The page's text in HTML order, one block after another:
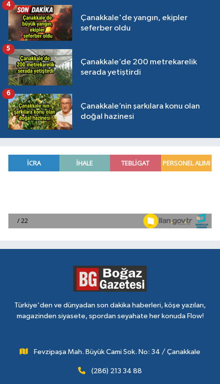
Çanakkale'de yangın, ekipler
seferber oldu
4
Çanakkale’de 200 metrekarelik
serada yetiştirdi
5
Çanakkale’nin şarkılara konu olan
doğal hazinesi
6
Türkiye'den ve dünyadan son dakika haberleri, köşe yazıları,
magazinden siyasete, spordan seyahate her konuda Flow!
Fevzipaşa Mah. Büyük Cami Sok. No: 34 / Çanakkale
(286) 213 34 88